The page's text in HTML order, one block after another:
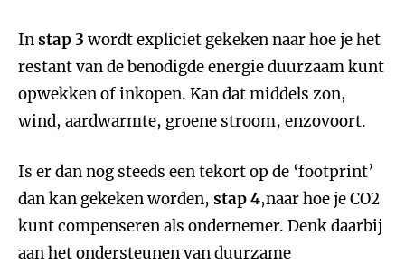
Instap 3 wordt expliciet gekeken naar hoe je het
restant van de benodigde energie duurzaam kunt
opwekken of inkopen. Kan dat middels zon,
wind, aardwarmte, groene stroom, enzovoort.
Is er dan nog steeds een tekort op de ‘footprint’
dan kan gekeken worden, stap 4,naar hoe je CO2
kunt compenseren als ondernemer. Denk daarbij
aan het ondersteunen van duurzame